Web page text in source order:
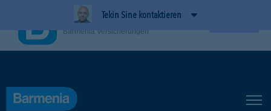
Tekin Sine kontaktieren
BarmeniaApp
Barmenia Versicherungen